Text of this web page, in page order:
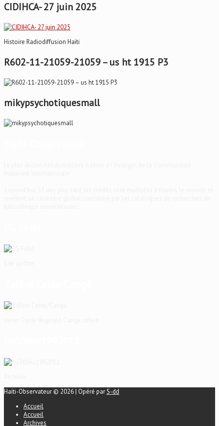
CIDIHCA- 27 juin 2025
Histoire Radiodiffusion Haïti
R602-11-21059-21059 – us ht 1915 P3
mikypsychotiquesmall
Haïti-Observateur © 2026 | Opéré parS-dd
Accueil
Accueil
Archives